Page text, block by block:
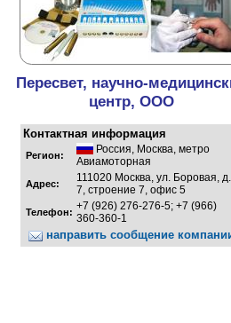
Пересвет, научно-
центр, ООО
Контактная информация
Регион: Россия, Москва, метро
Авиамоторная
Адрес:
111020 Москва, ул. Боровая, д.
7, строение 7, офис 5
Телефон: +7 (926) 276-276-5; +7 (966)
360-360-1
направить сообщение